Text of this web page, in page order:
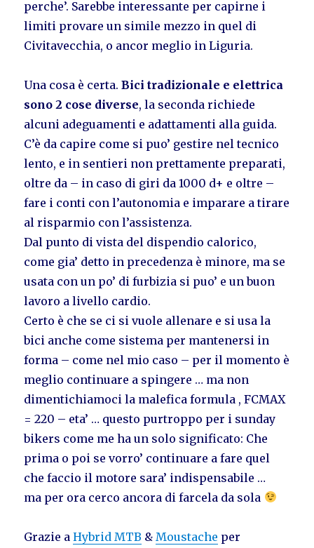
perche’. Sarebbe interessante per capirne i
limiti provare un simile mezzo in quel di
Civitavecchia, o ancor meglio in Liguria.
Una cosa è certa. Bici tradizionale e elettrica
sono 2 cose diverse, la seconda richiede
alcuni adeguamenti e adattamenti alla guida.
C’è da capire come si puo’ gestire nel tecnico
lento, e in sentieri non prettamente preparati,
oltre da – in caso di giri da 1000 d+ e oltre –
fare i conti con l’autonomia e imparare a tirare
al risparmio con l’assistenza.
Dal punto di vista del dispendio calorico,
come gia’ detto in precedenza è minore, ma se
usata con un po’ di furbizia si puo’ e un buon
lavoro a livello cardio.
Certo è che se ci si vuole allenare e si usa la
bici anche come sistema per mantenersi in
forma – come nel mio caso – per il momento è
meglio continuare a spingere … ma non
dimentichiamoci la malefica formula , FCMAX
= 220 – eta’ … questo purtroppo per i sunday
bikers come me ha un solo significato: Che
prima o poi se vorro’ continuare a fare quel
che faccio il motore sara’ indispensabile …
ma per ora cerco ancora di farcela da sola
Grazie aHybrid MTB & Moustache per